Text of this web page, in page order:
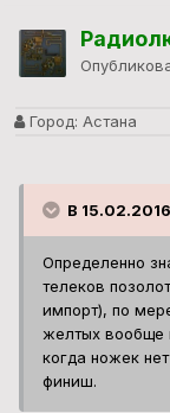
Город: Астана
В
Определенно
телеков
импорт), по
желтых вообще
когда ножек
финиш.